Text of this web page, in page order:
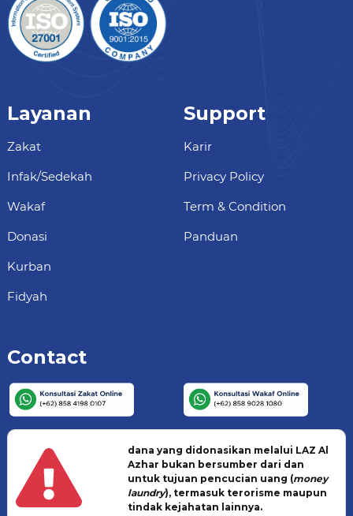
Layanan
Zakat
Infak/Sedekah
Wakaf
Donasi
Kurban
Fidyah
Support
Karir
Privacy Policy
Term & Condition
Panduan
Contact
dana yang didonasikan melalui LAZ Al
Azhar bukan bersumber dari dan
untuk tujuan pencucian uang (money
laundry), termasuk terorisme maupun
tindak kejahatan lainnya.